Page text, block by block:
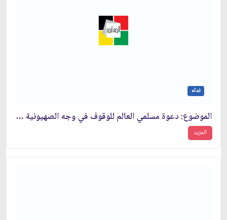
نداء
الموضوع: دعوة مسلمي العالم للوقوف في وجه الصهيونية والتصدي لها
المزيد